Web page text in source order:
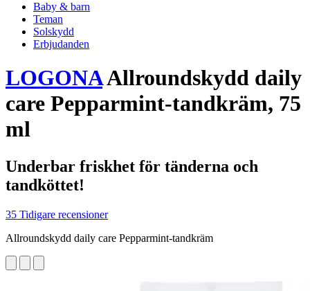
Baby & barn
Teman
Solskydd
Erbjudanden
LOGONAAllroundskydd daily
care Pepparmint-tandkräm, 75
ml
Underbar friskhet för tänderna och
tandköttet!
35 Tidigare recensioner
Allroundskydd daily care Pepparmint-tandkräm